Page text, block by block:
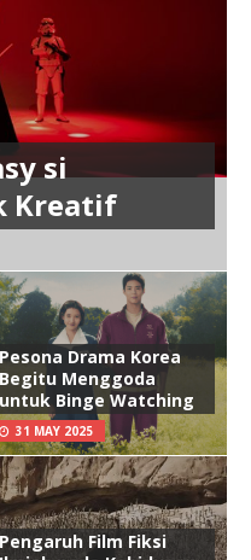
si
Kreatif
Pesona Drama Korea
Begitu Menggoda
untuk Binge Watching
31 MAY 2025
Pengaruh Film Fiksi